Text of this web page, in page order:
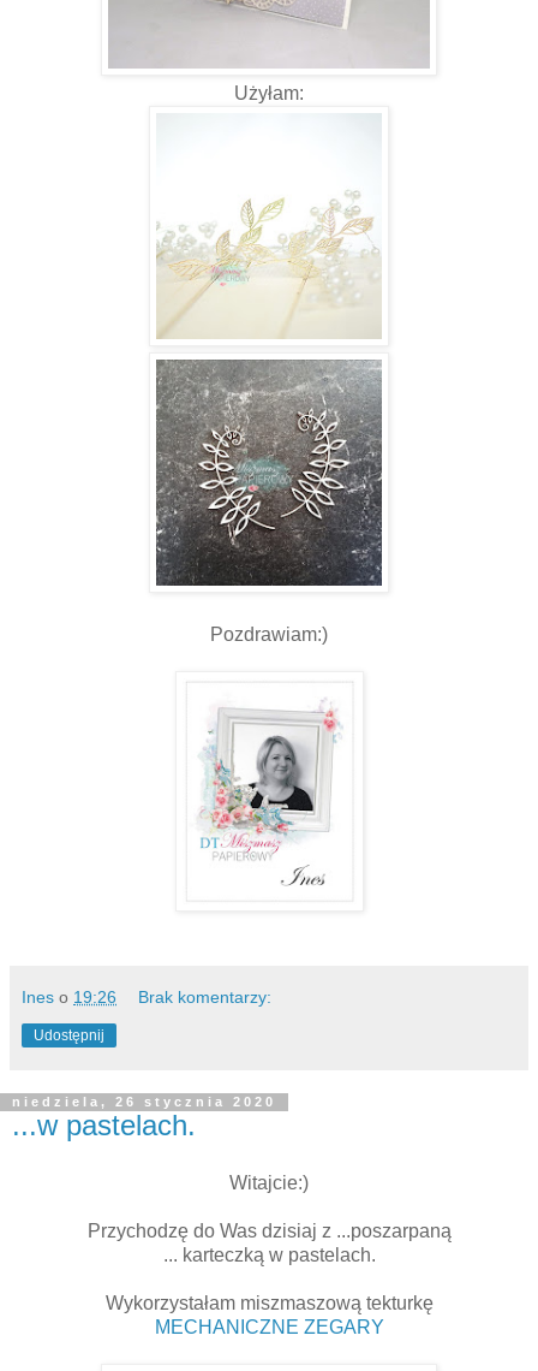
Użyłam:
Pozdrawiam:)
Ines o 19:26 Brak komentarzy:
Udostępnij
niedziela, 26 stycznia 2020
...w pastelach.
Witajcie:)
Przychodzę do Was dzisiaj z ...poszarpaną
... karteczką w pastelach.
Wykorzystałam miszmaszową tekturkę
MECHANICZNE ZEGARY